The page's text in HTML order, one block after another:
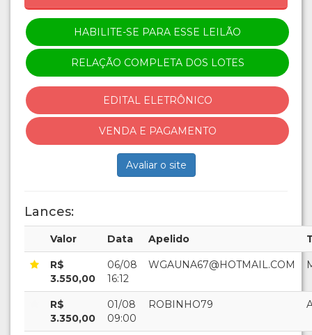
HABILITE-SE PARA ESSE LEILÃO
RELAÇÃO COMPLETA DOS LOTES
EDITAL ELETRÔNICO
VENDA E PAGAMENTO
Avaliar o site
Lances:
Valor Data Apelido
R$
3.550,00
06/08
16:12
WGAUNA67@HOTMAIL.COM
R$
3.350,00
01/08
09:00
ROBINHO79